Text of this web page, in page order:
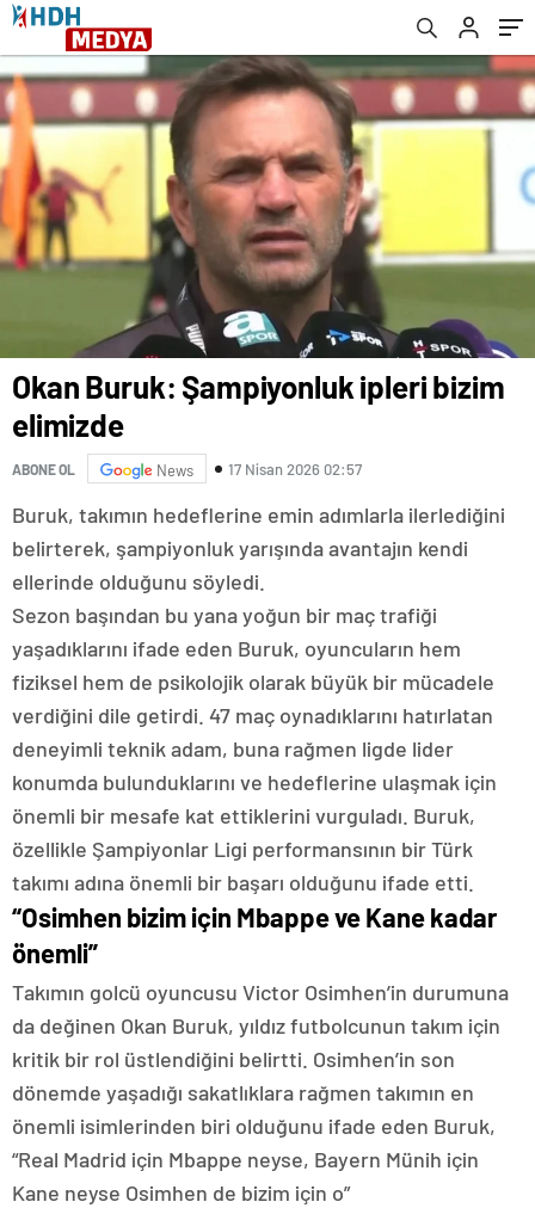
Okan Buruk: Şampiyonluk ipleri bizim
elimizde
ABONE OL News 17 Nisan 2026 02:57
Buruk, takımın hedeflerine emin adımlarla ilerlediğini
belirterek, şampiyonluk yarışında avantajın kendi
ellerinde olduğunu söyledi.
Sezon başından bu yana yoğun bir maç trafiği
yaşadıklarını ifade eden Buruk, oyuncuların hem
fiziksel hem de psikolojik olarak büyük bir mücadele
verdiğini dile getirdi. 47 maç oynadıklarını hatırlatan
deneyimli teknik adam, buna rağmen ligde lider
konumda bulunduklarını ve hedeflerine ulaşmak için
önemli bir mesafe kat ettiklerini vurguladı. Buruk,
özellikle Şampiyonlar Ligi performansının bir Türk
takımı adına önemli bir başarı olduğunu ifade etti.
“Osimhen bizim için Mbappe ve Kane kadar
önemli”
Takımın golcü oyuncusu Victor Osimhen’in durumuna
da değinen Okan Buruk, yıldız futbolcunun takım için
kritik bir rol üstlendiğini belirtti. Osimhen’in son
dönemde yaşadığı sakatlıklara rağmen takımın en
önemli isimlerinden biri olduğunu ifade eden Buruk,
“Real Madrid için Mbappe neyse, Bayern Münih için
Kane neyse Osimhen de bizim için o”